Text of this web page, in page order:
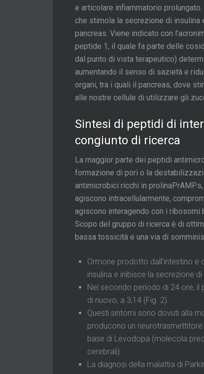
e articolare infiammatorio
che stimola la secrezione di
pancreas. Viene indicato con
peptide 1, il quale fa parte delle
dal punto di vista terapeutico)
aumentando il senso di sazietà e
organi, tra i quali il pancreas, dove
alle nostre cellule di utilizzare gli
Sintesi di peptidi di
congiunto di ricerca
La maggior parte dei peptidi
formazione di pori o la
antimicrobici ricchi in
agiscono intracellularmente,
agiscono interagendo con i
Scopo del gruppo di ricerca è di
bassa tossicità e una via di
Ormone prodotto dall’intestino
insulina e inibisce la secrezione
Nel secondo periodo di 24 ore,
di nuovo, a 3,14 (Fig. 2).
Questi sintomi sono dovuti alla
producono un
base di Levodopa (molecola
cerebrali).
La diagnosi della malattia di